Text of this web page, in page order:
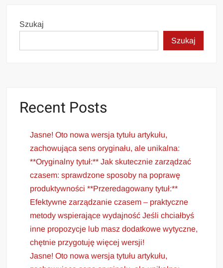
Szukaj
Szukaj
Recent Posts
Jasne! Oto nowa wersja tytułu artykułu,
zachowująca sens oryginału, ale unikalna:
**Oryginalny tytuł:** Jak skutecznie zarządzać
czasem: sprawdzone sposoby na poprawę
produktywności **Przeredagowany tytuł:**
Efektywne zarządzanie czasem – praktyczne
metody wspierające wydajność Jeśli chciałbyś
inne propozycje lub masz dodatkowe wytyczne,
chętnie przygotuję więcej wersji!
Jasne! Oto nowa wersja tytułu artykułu,